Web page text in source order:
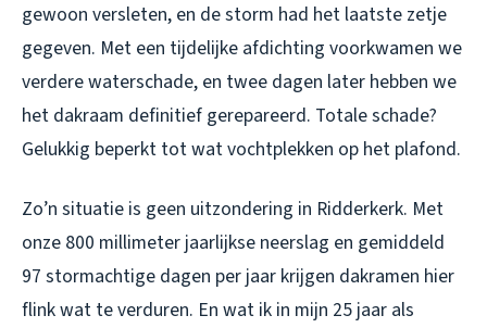
gewoon versleten, en de storm had het laatste zetje
gegeven. Met een tijdelijke afdichting voorkwamen we
verdere waterschade, en twee dagen later hebben we
het dakraam definitief gerepareerd. Totale schade?
Gelukkig beperkt tot wat vochtplekken op het plafond.
Zo’n situatie is geen uitzondering in Ridderkerk. Met
onze 800 millimeter jaarlijkse neerslag en gemiddeld
97 stormachtige dagen per jaar krijgen dakramen hier
flink wat te verduren. En wat ik in mijn 25 jaar als